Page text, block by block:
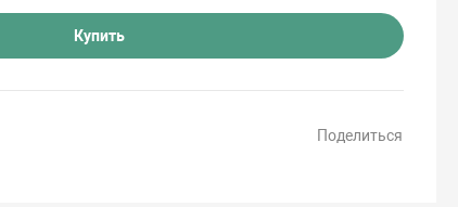
Купить
Поделиться